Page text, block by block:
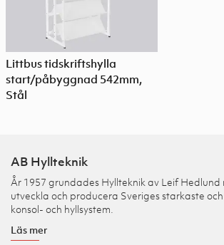
Littbus tidskriftshylla
start/påbyggnad 542mm,
Stål
AB Hyllteknik
År 1957 grundades Hyllteknik av Leif
utveckla och producera Sveriges starkaste
konsol- och hyllsystem.
Läs mer